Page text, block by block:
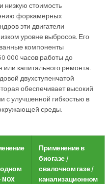
низкую стоимость
форкамерных
эти двигатели
уровне выбросов. Его
компоненты
000 часов работы до
капитального ремонта.
двухступенчатой
обеспечивает высокий
с улучшенной гибкостью в
среды.
NOX
Применение в
биогазе /
свалочном газе /
канализационном